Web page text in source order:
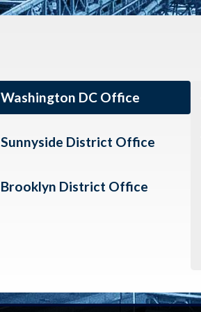
Washington DC Office
Sunnyside District Office
Brooklyn District Office